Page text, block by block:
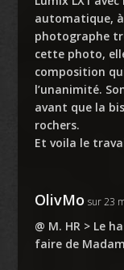
automatique,
photographe
cette photo,
composition
l’unanimité.
avant que la
rochers.
Et voila le
OlivMo sur 23
@ M. HR > Le
faire de